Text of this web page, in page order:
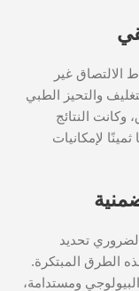
الالتصاق غير
والتحيز الطبي
وكانت النتائج
لإمكانيات
تحديد
الطرق المبتكرة.
ومستدامة،